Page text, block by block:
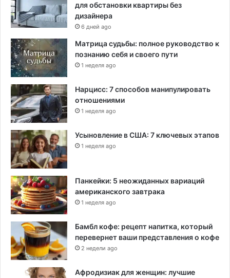
для обстановки квартиры без
дизайнера
6 дней ago
Матрица судьбы: полное руководство к
познанию себя и своего пути
1 неделя ago
Нарцисс: 7 способов манипулировать
отношениями
1 неделя ago
Усыновление в США: 7 ключевых этапов
1 неделя ago
Панкейки: 5 неожиданных вариаций
американского завтрака
1 неделя ago
Бамбл кофе: рецепт напитка, который
перевернет ваши представления о кофе
2 недели ago
Афродизиак для женщин: лучшие